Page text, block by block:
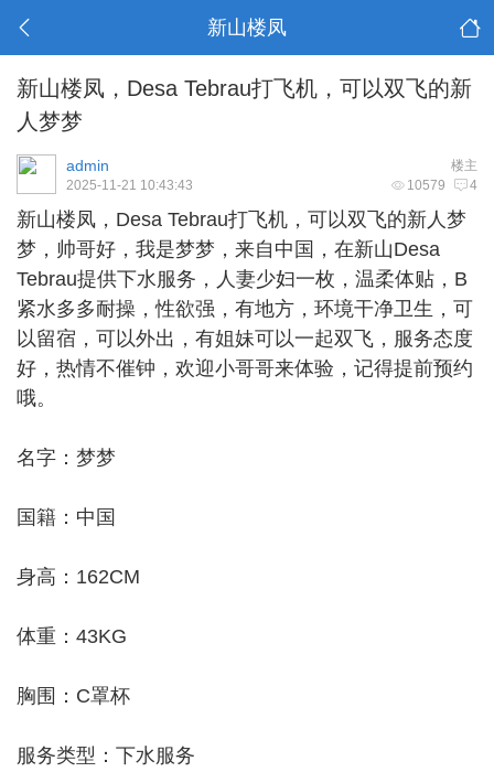
新山楼凤
新山楼凤，Desa Tebrau打飞机，可以双飞的新
人梦梦
楼主
admin
10579 4
2025-11-21 10:43:43
新山楼凤 ，Desa Tebrau打飞机，可以双飞的新人梦
梦，帅哥好，我是梦梦，来自中国，在新山Desa
Tebrau提供下水服务，人妻少妇一枚，温柔体贴，B
紧水多多耐操，性欲强，有地方，环境干净卫生，可
以留宿，可以外出，有姐妹可以一起双飞，服务态度
好，热情不催钟，欢迎小哥哥来体验，记得提前预约
哦。
名字：梦梦
国籍：中国
身高：162CM
体重：43KG
胸围：C罩杯
服务类型：下水服务